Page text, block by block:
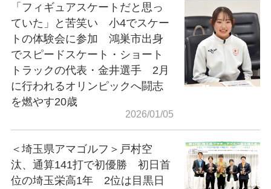
「フィギュアスケートだと思っ
ていた」と苦笑い 小4でスケー
トの体験会に参加 鴻巣市出身
でスピードスケート・ショート
トラックの代表・金井選手 2月
に行われるオリンピックへ闘志
を燃やす20歳
2026/01/05
＜埼玉県アマゴルフ＞戸村空
汰、通算141打で初優勝 初日首
位の埼玉栄高1年 2位は目黒日